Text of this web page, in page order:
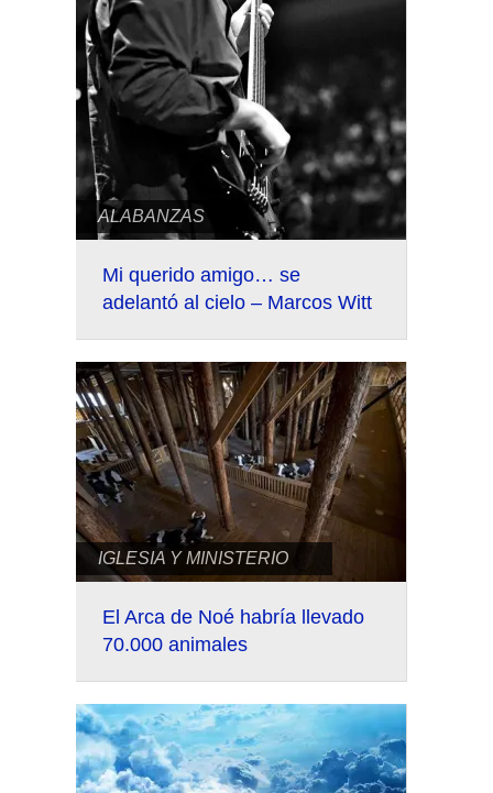
ALABANZAS
Mi querido amigo… se
adelantó al cielo – Marcos Witt
IGLESIA Y MINISTERIO
El Arca de Noé habría llevado
70.000 animales